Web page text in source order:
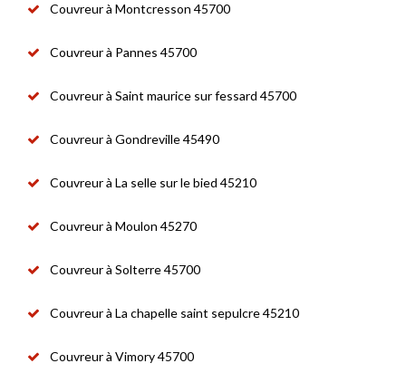
Couvreur à Montcresson 45700
Couvreur à Pannes 45700
Couvreur à Saint maurice sur fessard 45700
Couvreur à Gondreville 45490
Couvreur à La selle sur le bied 45210
Couvreur à Moulon 45270
Couvreur à Solterre 45700
Couvreur à La chapelle saint sepulcre 45210
Couvreur à Vimory 45700